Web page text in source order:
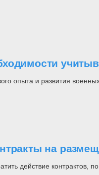
опыта и развития
на
действие контрактов,